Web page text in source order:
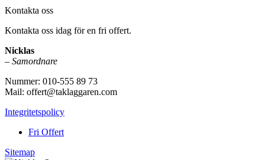
Kontakta oss
Kontakta oss idag för en fri offert.
Nicklas
– Samordnare
Nummer: 010-555 89 73
Mail: offert@taklaggaren.com
Integritetspolicy
Fri Offert
Sitemap